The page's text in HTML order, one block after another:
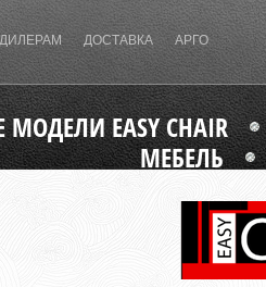
ДИЛЕРАМ ДОСТАВКА АРГО
EASY CHAIR
МЕБЕЛЬ